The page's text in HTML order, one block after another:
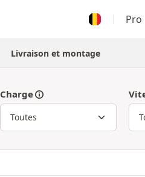
Pro
Livraison et montage
Charge